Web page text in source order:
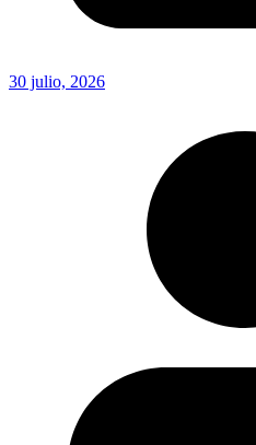
30 julio, 2026